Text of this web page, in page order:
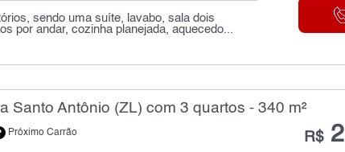
sendo uma suíte, lavabo, sala dois
por andar, cozinha planejada, aquecedo...
Santo Antônio (ZL) com 3 quartos - 340 m²
Próximo Carrão R$